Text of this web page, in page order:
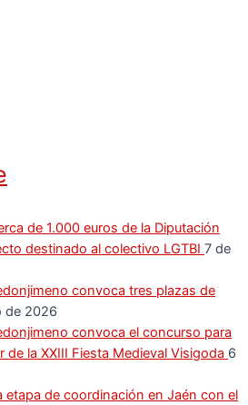
de 1.000 euros de la Diputación
destinado al colectivo LGTBI 7 de
convoca tres plazas de
de 2026
convoca el concurso para
de la XXIII Fiesta Medieval Visigoda 6
etapa de coordinación en Jaén con el